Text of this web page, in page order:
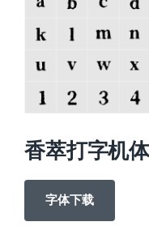
香萃打字机
字体下载